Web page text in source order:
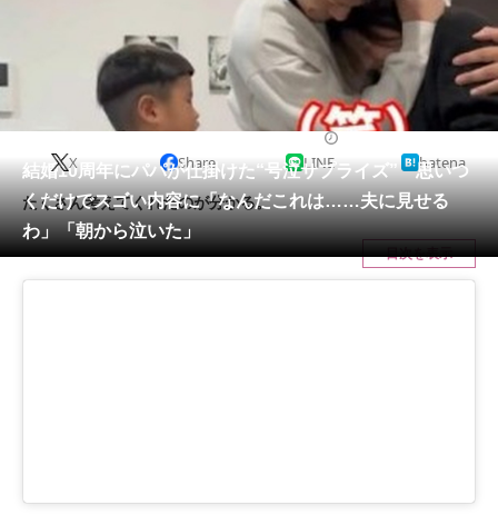
地域
教育・育児
動物 リサーチ
会員記事
メディア
注目記事を集めた総合ページ
ビジネスと働き方のヒント
結婚10周年にパパが仕掛けた“号泣サプライズ” 思いつ
くだけでスゴい内容に「なんだこれは……夫に見せる
わ」「朝から泣いた」
X Share LINE hatena
たくさん考えてくれたのが分かる。
目次を表示